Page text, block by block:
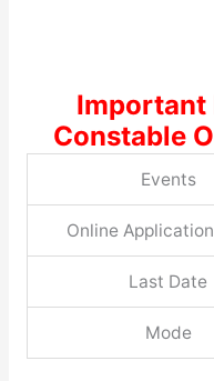
Important
Constable
Events
Online
Last Date
Mode